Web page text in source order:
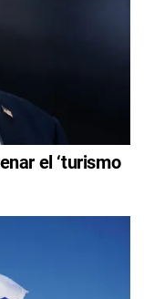
el ‘turismo